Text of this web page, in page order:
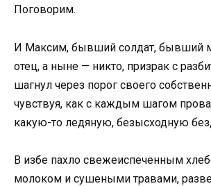
Поговорим.
И Максим, бывший солдат, бывший
отец, а ныне — никто, призрак с
шагнул через порог своего
чувствуя, как с каждым шагом
какую-то ледяную, безысходную
В избе пахло свежеиспеченным
молоком и сушеными травами,